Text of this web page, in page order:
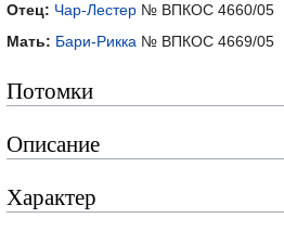
Отец: Чар-Лестер № ВПКОС 4660/05
Мать: Бари-Рикка № ВПКОС 4669/05
Потомки
Описание
Характер